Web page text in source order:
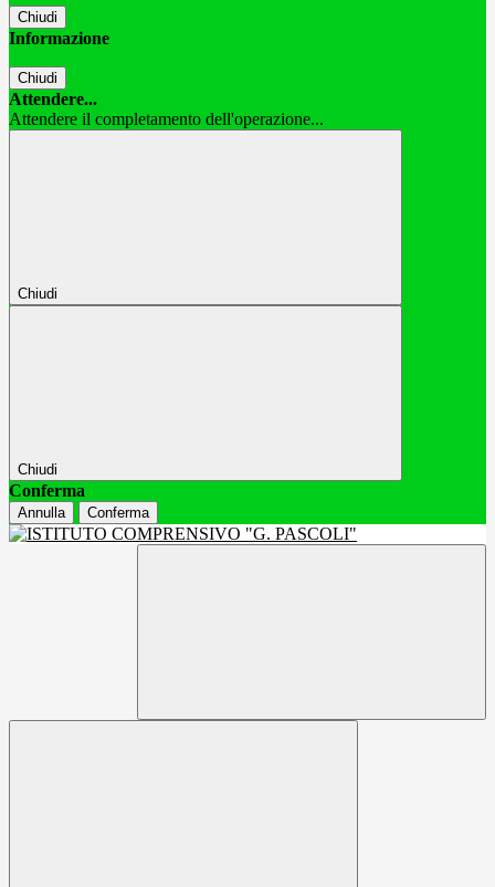
Chiudi
Informazione
Chiudi
Attendere...
Attendere il completamento dell'operazione...
Chiudi
Chiudi
Conferma
Annulla Conferma